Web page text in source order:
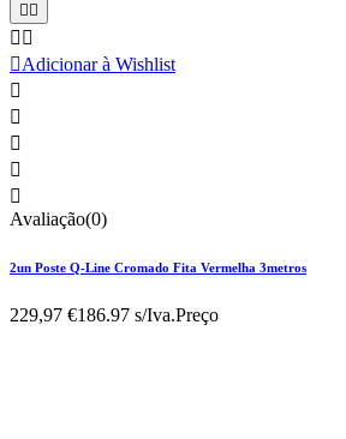
 
 
Adicionar à Wishlist





Avaliação(0)
2un Poste Q-Line Cromado Fita Vermelha 3metros
229,97 €186.97 s/Iva.Preço